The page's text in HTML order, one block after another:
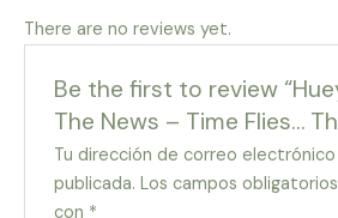
There are no reviews yet.
Be the first to review
The News – Time Flies…
Tu dirección de correo electrónico
publicada. Los campos
con *